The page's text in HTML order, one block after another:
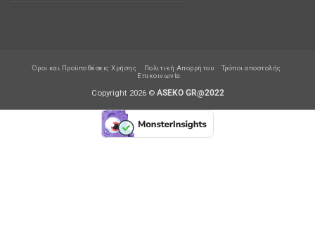
Όροι και Προϋποθέσεις Χρήσης Πολιτική Απορρήτου
Τρόποι αποστολής
Επικοινωνία
Copyright 2026 © ASEKO GR@2022